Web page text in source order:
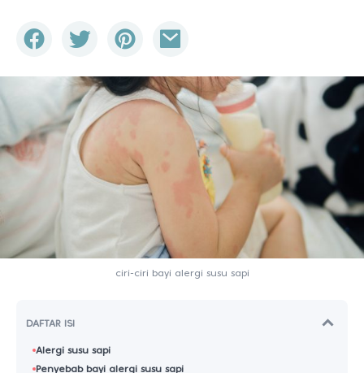
ciri-ciri bayi alergi susu sapi
DAFTAR ISI
Alergi susu sapi
Penyebab bayi alergi susu sapi